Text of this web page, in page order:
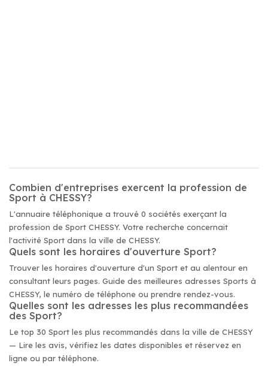
Combien d'entreprises exercent la profession de
Sport à CHESSY?
L'annuaire téléphonique a trouvé 0 sociétés exerçant la
profession de Sport CHESSY. Votre recherche concernait
l'activité Sport dans la ville de CHESSY.
Quels sont les horaires d'ouverture Sport?
Trouver les horaires d'ouverture d'un Sport et au alentour en
consultant leurs pages. Guide des meilleures adresses Sports à
CHESSY, le numéro de téléphone ou prendre rendez-vous.
Quelles sont les adresses les plus recommandées
des Sport?
Le top 30 Sport les plus recommandés dans la ville de CHESSY
— Lire les avis, vérifiez les dates disponibles et réservez en
ligne ou par téléphone.